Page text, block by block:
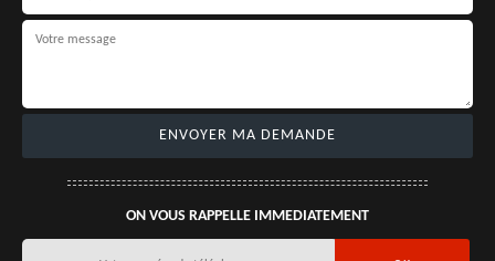
ON VOUS RAPPELLE IMMEDIATEMENT